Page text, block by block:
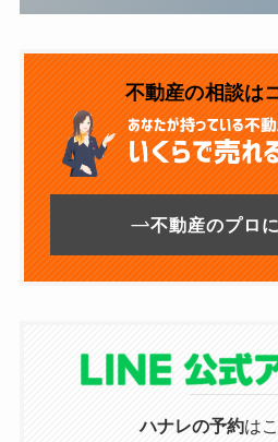
不動産の相談は
不動産のプロ
ハナレの予約は